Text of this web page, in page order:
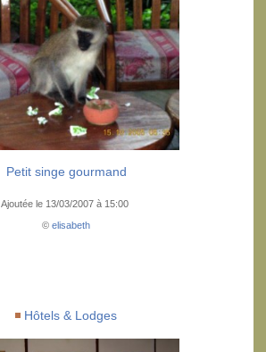
Petit singe gourmand
Ajoutée le 13/03/2007 à 15:00
© elisabeth
Hôtels & Lodges